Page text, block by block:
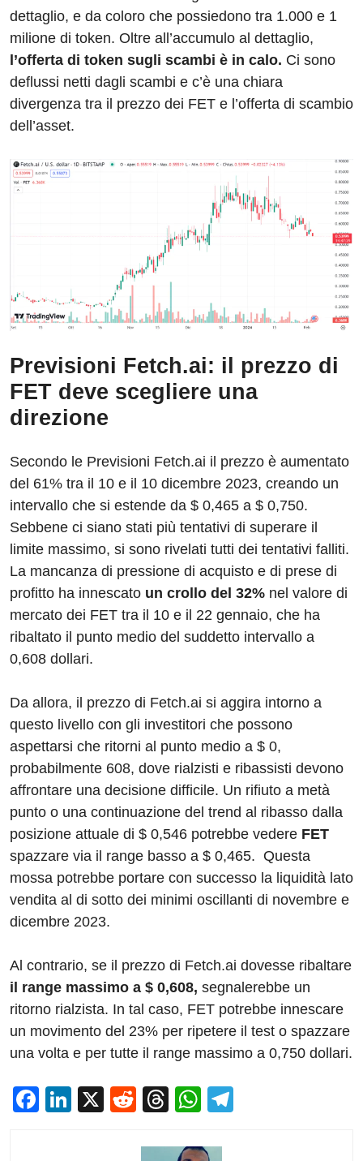
dettaglio, e da coloro che possiedono tra 1.000 e 1
milione di token. Oltre all’accumulo al dettaglio,
l’offerta di token sugli scambi è in calo. Ci sono
deflussi netti dagli scambi e c’è una chiara
divergenza tra il prezzo dei FET e l’offerta di scambio
dell’asset.
Previsioni Fetch.ai: il prezzo di
FET deve scegliere una
direzione
Secondo le Previsioni Fetch.ai il prezzo è aumentato
del 61% tra il 10 e il 10 dicembre 2023, creando un
intervallo che si estende da $ 0,465 a $ 0,750.
Sebbene ci siano stati più tentativi di superare il
limite massimo, si sono rivelati tutti dei tentativi falliti.
La mancanza di pressione di acquisto e di prese di
profitto ha innescato un crollo del 32% nel valore di
mercato dei FET tra il 10 e il 22 gennaio, che ha
ribaltato il punto medio del suddetto intervallo a
0,608 dollari.
Da allora, il prezzo di Fetch.ai si aggira intorno a
questo livello con gli investitori che possono
aspettarsi che ritorni al punto medio a $ 0,
probabilmente 608, dove rialzisti e ribassisti devono
affrontare una decisione difficile. Un rifiuto a metà
punto o una continuazione del trend al ribasso dalla
posizione attuale di $ 0,546 potrebbe vedere FET
spazzare via il range basso a $ 0,465. Questa
mossa potrebbe portare con successo la liquidità lato
vendita al di sotto dei minimi oscillanti di novembre e
dicembre 2023.
Al contrario, se il prezzo di Fetch.ai dovesse ribaltare
il range massimo a $ 0,608, segnalerebbe un
ritorno rialzista. In tal caso, FET potrebbe innescare
un movimento del 23% per ripetere il test o spazzare
una volta e per tutte il range massimo a 0,750 dollari.
F
Li
X
R
d
T
e
W
at